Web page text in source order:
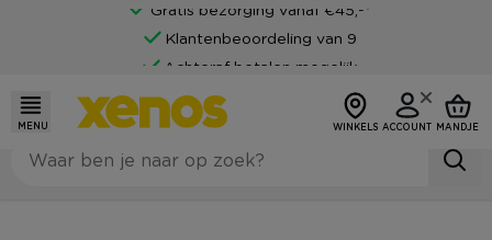
Gratis bezorging vanaf €45,-*
Klantenbeoordeling van 9
Achteraf betalen mogelijk
MENU WINKELS ACCOUNT MANDJE